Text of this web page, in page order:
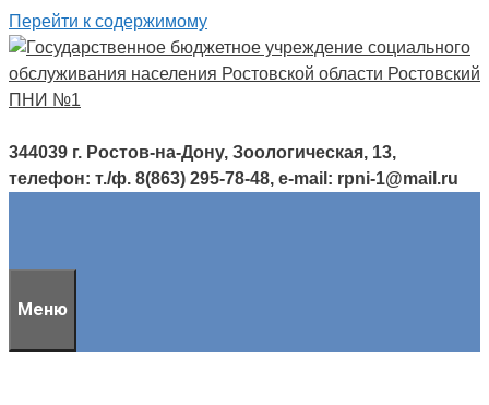
Перейти к содержимому
344039 г. Ростов-на-Дону, Зоологическая, 13,
телефон: т./ф. 8(863) 295-78-48, e-mail: rpni-1@mail.ru
Меню